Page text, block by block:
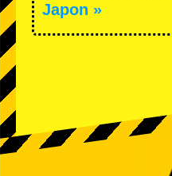
Japon »